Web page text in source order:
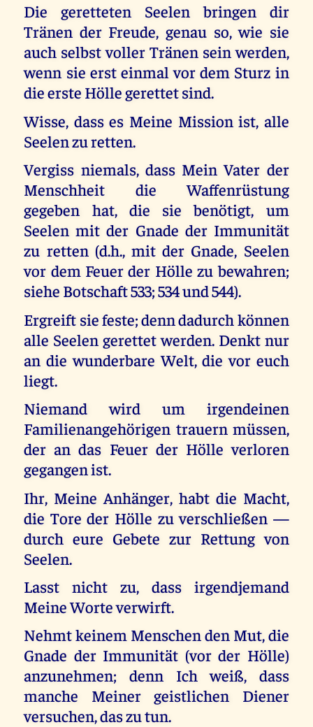
Die geretteten Seelen bringen dir
Tränen der Freude, genau so, wie sie
auch selbst voller Tränen sein werden,
wenn sie erst einmal vor dem Sturz in
die erste Hölle gerettet sind.
Wisse, dass es Meine Mission ist, alle
Seelen zu retten.
Vergiss niemals, dass Mein Vater der
Menschheit die Waffenrüstung
gegeben hat, die sie benötigt, um
Seelen mit der Gnade der Immunität
zu retten (d.h., mit der Gnade, Seelen
vor dem Feuer der Hölle zu bewahren;
siehe Botschaft 533; 534 und 544).
Ergreift sie feste; denn dadurch können
alle Seelen gerettet werden. Denkt nur
an die wunderbare Welt, die vor euch
liegt.
Niemand wird um irgendeinen
Familienangehörigen trauern müssen,
der an das Feuer der Hölle verloren
gegangen ist.
Ihr, Meine Anhänger, habt die Macht,
die Tore der Hölle zu verschließen —
durch eure Gebete zur Rettung von
Seelen.
Lasst nicht zu, dass irgendjemand
Meine Worte verwirft.
Nehmt keinem Menschen den Mut, die
Gnade der Immunität (vor der Hölle)
anzunehmen; denn Ich weiß, dass
manche Meiner geistlichen Diener
versuchen, das zu tun.